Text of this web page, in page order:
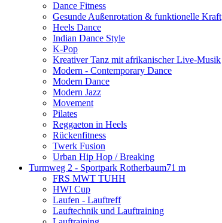
Dance Fitness
Gesunde Außenrotation & funktionelle Kraft
Heels Dance
Indian Dance Style
K-Pop
Kreativer Tanz mit afrikanischer Live-Musik
Modern - Contemporary Dance
Modern Dance
Modern Jazz
Movement
Pilates
Reggaeton in Heels
Rückenfitness
Twerk Fusion
Urban Hip Hop / Breaking
Turmweg 2 - Sportpark Rotherbaum71 m
FRS MWT TUHH
HWI Cup
Laufen - Lauftreff
Lauftechnik und Lauftraining